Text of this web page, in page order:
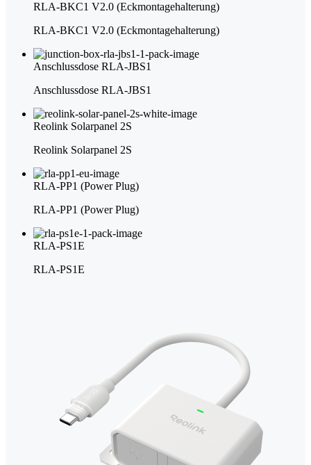
RLA-BKC1 V2.0 (Eckmontagehalterung)
RLA-BKC1 V2.0 (Eckmontagehalterung)
Anschlussdose RLA-JBS1
Anschlussdose RLA-JBS1
Reolink Solarpanel 2S
Reolink Solarpanel 2S
RLA-PP1 (Power Plug)
RLA-PP1 (Power Plug)
RLA-PS1E
RLA-PS1E